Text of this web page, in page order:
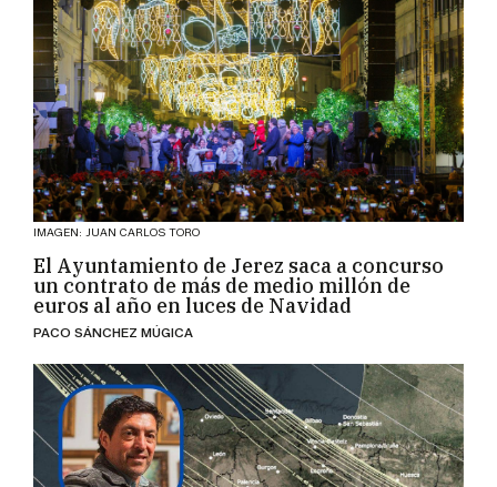
IMAGEN: JUAN CARLOS TORO
El Ayuntamiento de Jerez saca a concurso
un contrato de más de medio millón de
euros al año en luces de Navidad
PACO SÁNCHEZ MÚGICA